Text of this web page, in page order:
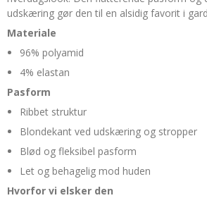
udskæring gør den til en alsidig favorit i
Materiale
96% polyamid
4% elastan
Pasform
Ribbet struktur
Blondekant ved udskæring og stropper
Blød og fleksibel pasform
Let og behagelig mod huden
Hvorfor vi elsker den